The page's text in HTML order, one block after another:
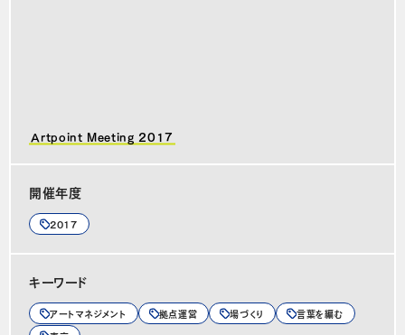
Artpoint Meeting 2017
開催年度
2017
キーワード
アートマネジメント 拠点運営 場づくり
言葉を編む